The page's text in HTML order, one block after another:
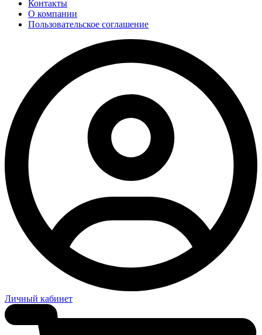
Контакты
О компании
Пользовательское соглашение
Личный кабинет